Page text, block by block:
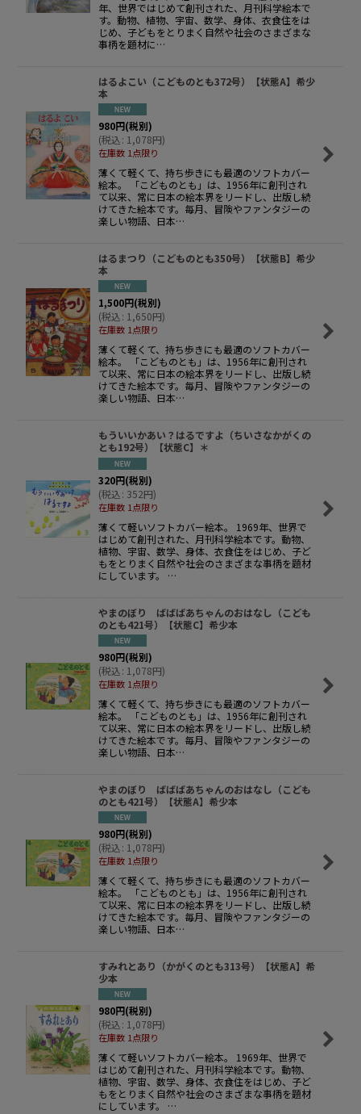
年、世界ではじめて創刊された、月刊科学絵本で
す。動物、植物、宇宙、数学、身体、衣食住をは
じめ、子どもをとりまく自然や社会のさまざまな
事柄を題材に…
はるよこい（こどものとも372号）【状態A】希少
本
980円(税別)
(税込: 1,078円)
在庫数 1点限り
薄くて軽くて、持ち歩きにも最適のソフトカバー
絵本。 「こどものとも」は、1956年に創刊され
て以来、常に日本の絵本界をリードし、出版し続
けてきた絵本です。毎月、冒険やファンタジーの
楽しい物語、日本…
はるまつり（こどものとも350号）【状態B】希少
本
1,500円(税別)
(税込: 1,650円)
在庫数 1点限り
薄くて軽くて、持ち歩きにも最適のソフトカバー
絵本。 「こどものとも」は、1956年に創刊され
て以来、常に日本の絵本界をリードし、出版し続
けてきた絵本です。毎月、冒険やファンタジーの
楽しい物語、日本…
もういいかあい？はるですよ（ちいさなかがくの
とも192号）【状態C】＊
320円(税別)
(税込: 352円)
在庫数 1点限り
薄くて軽いソフトカバー絵本。 1969年、世界で
はじめて創刊された、月刊科学絵本です。動物、
植物、宇宙、数学、身体、衣食住をはじめ、子ど
もをとりまく自然や社会のさまざまな事柄を題材
にしています。 …
やまのぼり ばばばあちゃんのおはなし（こども
のとも421号）【状態C】希少本
980円(税別)
(税込: 1,078円)
在庫数 1点限り
薄くて軽くて、持ち歩きにも最適のソフトカバー
絵本。 「こどものとも」は、1956年に創刊され
て以来、常に日本の絵本界をリードし、出版し続
けてきた絵本です。毎月、冒険やファンタジーの
楽しい物語、日本…
やまのぼり ばばばあちゃんのおはなし（こども
のとも421号）【状態A】希少本
980円(税別)
(税込: 1,078円)
在庫数 1点限り
薄くて軽くて、持ち歩きにも最適のソフトカバー
絵本。 「こどものとも」は、1956年に創刊され
て以来、常に日本の絵本界をリードし、出版し続
けてきた絵本です。毎月、冒険やファンタジーの
楽しい物語、日本…
すみれとあり（かがくのとも313号）【状態A】希
少本
980円(税別)
(税込: 1,078円)
在庫数 1点限り
薄くて軽いソフトカバー絵本。 1969年、世界で
はじめて創刊された、月刊科学絵本です。動物、
植物、宇宙、数学、身体、衣食住をはじめ、子ど
もをとりまく自然や社会のさまざまな事柄を題材
にしています。 …